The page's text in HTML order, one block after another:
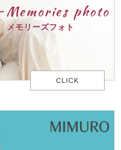
Memories photo
メモリーズフォト
CLICK